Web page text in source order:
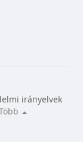
irányelvek